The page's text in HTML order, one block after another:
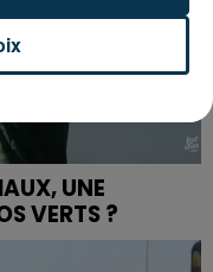
UNE
VERTS ?